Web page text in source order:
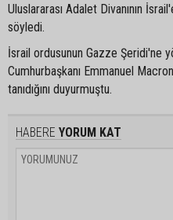
Uluslararası Adalet Divanının
söyledi.
İsrail ordusunun Gazze Şeridi'ne
Cumhurbaşkanı Emmanuel
tanıdığını duyurmuştu.
HABERE YORUM KAT